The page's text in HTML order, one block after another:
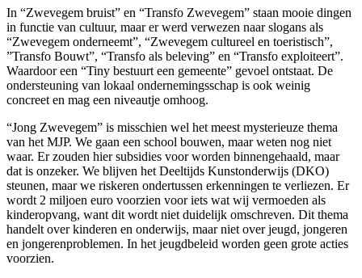
In “Zwevegem bruist” en “Transfo Zwevegem” staan mooie dingen
in functie van cultuur, maar er werd verwezen naar slogans als
“Zwevegem onderneemt”, “Zwevegem cultureel en toeristisch”,
”Transfo Bouwt”, “Transfo als beleving” en “Transfo exploiteert”.
Waardoor een “Tiny bestuurt een gemeente” gevoel ontstaat. De
ondersteuning van lokaal ondernemingsschap is ook weinig
concreet en mag een niveautje omhoog.
“Jong Zwevegem” is misschien wel het meest mysterieuze thema
van het MJP. We gaan een school bouwen, maar weten nog niet
waar. Er zouden hier subsidies voor worden binnengehaald, maar
dat is onzeker. We blijven het Deeltijds Kunstonderwijs (DKO)
steunen, maar we riskeren ondertussen erkenningen te verliezen. Er
wordt 2 miljoen euro voorzien voor iets wat wij vermoeden als
kinderopvang, want dit wordt niet duidelijk omschreven. Dit thema
handelt over kinderen en onderwijs, maar niet over jeugd, jongeren
en jongerenproblemen. In het jeugdbeleid worden geen grote acties
voorzien.